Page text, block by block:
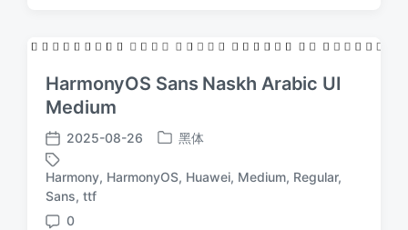
HarmonyOS Sans Naskh Arabic UI
Medium
发
布
日
期
2025-08-26
发
于
黑体
标
Harmony, HarmonyOS, Huawei, Medium, Regular,
Sans, ttf
0